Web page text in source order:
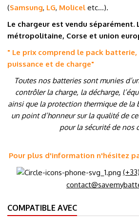
(Samsung, LG, Molicel etc…).
Le chargeur est vendu séparément.
métropolitaine, Corse et union
" Le prix comprend le pack
puissance et de charge"
Toutes nos batteries sont munies
contrôler la charge, la décharge,
ainsi que la protection thermique de la
un point d’honneur sur la qualité de
pour la sécurité de nos
Pour plus d'information n'hésitez
COMPATIBLE AVEC